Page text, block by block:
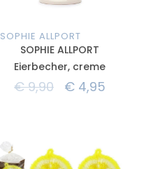
SOPHIE ALLPORT
SOPHIE ALLPORT
Eierbecher, creme
€9,90 € 4,95